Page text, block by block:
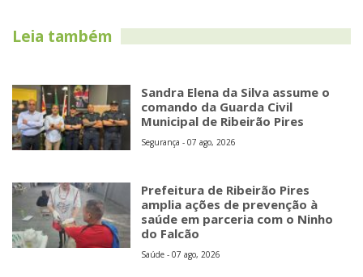
Leia também
Sandra Elena da Silva assume o
comando da Guarda Civil
Municipal de Ribeirão Pires
Segurança - 07 ago, 2026
Prefeitura de Ribeirão Pires
amplia ações de prevenção à
saúde em parceria com o Ninho
do Falcão
Saúde - 07 ago, 2026